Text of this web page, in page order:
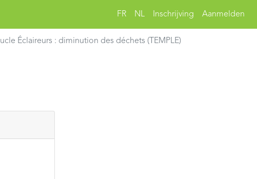
FR NL Inschrijving Aanmelden
Éclaireurs : diminution des déchets (TEMPLE)